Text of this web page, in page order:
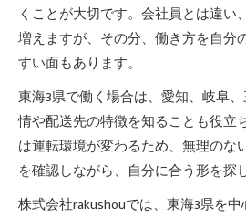
くことが大切です。会社員とは違い
増えますが、その分、働き方を自分
すい面もあります。
東海3県で働く場合は、愛知、岐阜
情や配送先の特徴を知ることも役立
は運転環境が変わるため、無理のな
を確認しながら、自分に合う形を探
株式会社rakushouでは、東海3県を